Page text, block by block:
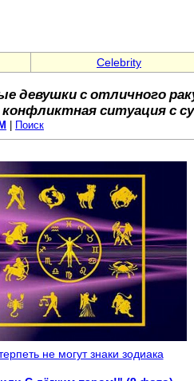
Celebrity
девушки с отличного
ситуация с
Поиск
не могут знаки зодиака